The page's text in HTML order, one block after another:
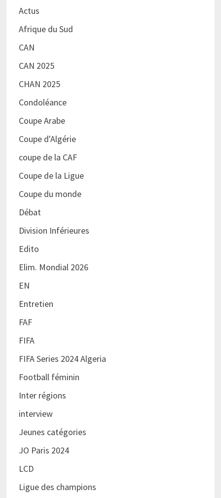
Actus
Afrique du Sud
CAN
CAN 2025
CHAN 2025
Condoléance
Coupe Arabe
Coupe d'Algérie
coupe de la CAF
Coupe de la Ligue
Coupe du monde
Débat
Division Inférieures
Edito
Elim. Mondial 2026
EN
Entretien
FAF
FIFA
FIFA Series 2024 Algeria
Football féminin
Inter régions
interview
Jeunes catégories
JO Paris 2024
LCD
Ligue des champions